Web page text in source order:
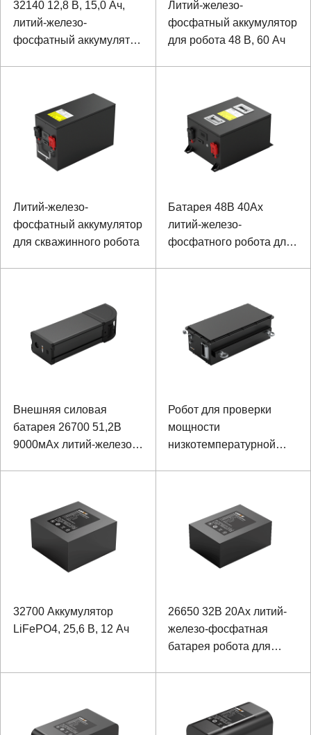
32140 12,8 В, 15,0 Ач,
литий-железо-
фосфатный аккумулятор
открытом воздухе
Литий-железо-
фосфатный аккумулятор
для робота 48 В, 60 Ач
Литий-железо-
фосфатный аккумулятор
для скважинного робота
Батарея 48В 40Ах
литий-железо-
фосфатного робота для
Внешняя силовая
батарея 26700 51,2В
9000мАх литий-железо-
Робот для проверки
мощности
низкотемпературной
32700 Аккумулятор
LiFePO4, 25,6 В, 12 Ач
26650 32В 20Ах литий-
железо-фосфатная
батарея робота для